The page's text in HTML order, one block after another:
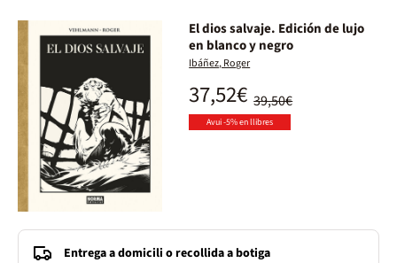
El dios salvaje. Edición de lujo
en blanco y negro
Ibáñez, Roger
39,50€
37,52€
Avui -5% en llibres
Entrega a domicili o recollida a botiga